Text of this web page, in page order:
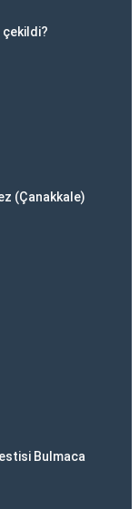
(Çanakkale)
Bulmaca